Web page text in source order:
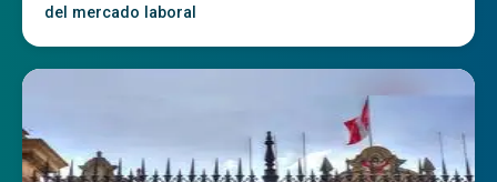
del mercado laboral